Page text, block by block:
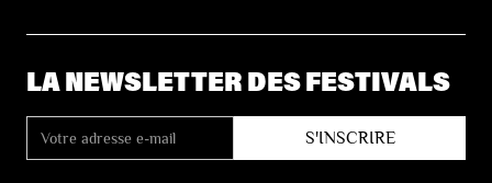
LA NEWSLETTER DES FESTIVALS